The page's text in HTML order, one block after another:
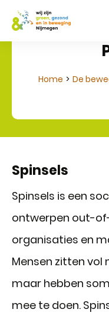
Home De
Spinsels
Spinsels is een
ontwerpen out-
organisaties en
Mensen zitten vol
maar hebben
mee te doen.